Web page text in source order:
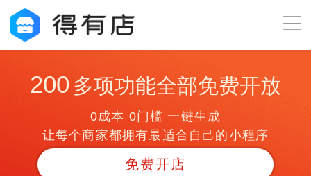
200 多项功能全部免费开放
0成本 0门槛 一键生成
让每个商家都拥有最适合自己的小程序
免费开店